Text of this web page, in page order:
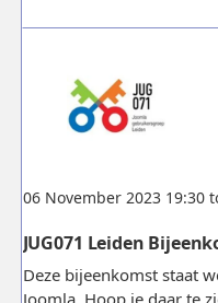
06 November 2023 19:30
JUG071 Leiden
Deze bijeenkomst staat
Joomla. Hoop je daar te